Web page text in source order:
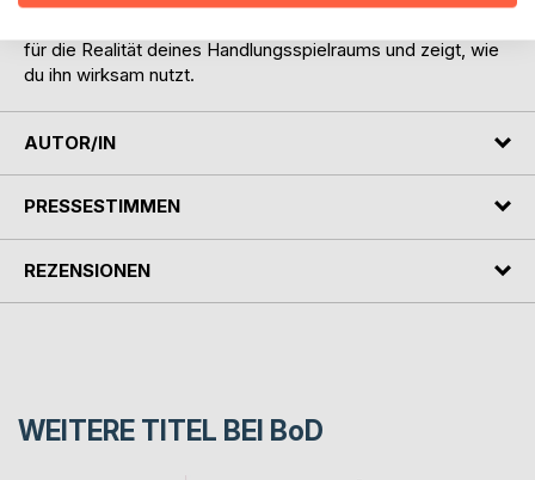
für die Realität deines Handlungsspielraums und zeigt, wie
du ihn wirksam nutzt.
AUTOR/IN
PRESSESTIMMEN
REZENSIONEN
WEITERE TITEL BEI BoD